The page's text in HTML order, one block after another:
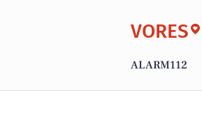
VORES
ALARM112